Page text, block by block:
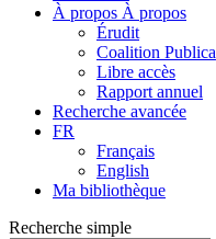
À propos À propos
Érudit
Coalition Publica
Libre accès
Rapport annuel
Recherche avancée
FR
Français
English
Ma bibliothèque
Recherche simple